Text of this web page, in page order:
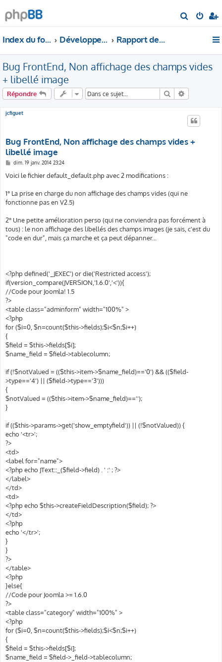
e
e
r
Index du forum Développement Rapport de Bugs
Bug FrontEnd, Non affichage des champs vides
+ libellé image
Répondre Rechercher
jcfiguet
Bug FrontEnd, Non affichage des champs vides +
libellé image
M
s
s
g
e
dim. 19 janv. 2014 23:24
Voici le fichier default_default.php avec 2 modifications :
1° La prise en charge du non affichage des champs vides (qui ne
fonctionne pas en V2.5)
2° Une petite amélioration perso (qui ne conviendra pas forcément à
tous) : le non affichage des libellés des champs images (je sais, c'est du
"code en dur", mais ça marche et ça peut dépanner...
<?php defined('_JEXEC') or die('Restricted access');
if(version_compare(JVERSION,'1.6.0','<')){
//Code pour Joomla! 1.5
?>
<table class="adminform" width="100%" >
<?php
for ($i=0, $n=count($this->fields);$i<$n;$i++)
{
$field = $this->fields[$i];
$name_field = $field->tablecolumn;
if (!$notValued = (($this->item->$name_field)=='0') && (($field-
>type=='4') || ($field->type=='3')))
{
$notValued = (($this->item->$name_field)=='');
}
if (($this->params->get('show_emptyfield')) || (!$notValued)) {
echo '<tr>';
?>
<td>
<label for="name">
<?php echo JText::_($field->field) . ' :' ; ?>
</label>
</td>
<td>
<?php echo $this->createFieldDescription($field); ?>
</td>
<?php
echo '</tr>';
}
}
?>
</table>
<?php
}else{
//Code pour Joomla >= 1.6.0
?>
<table class="category" width="100%" >
<?php
for ($i=0, $n=count($this->fields);$i<$n;$i++)
{
$field = $this->fields[$i];
$name_field = $field->_field->tablecolumn;